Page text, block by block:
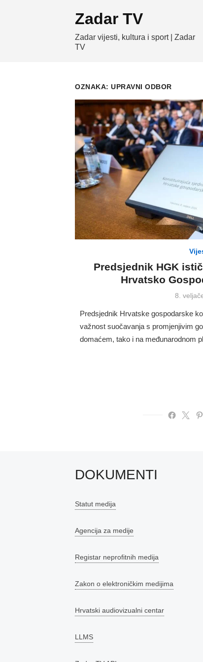
Zadar TV
Zadar vijesti, kultura i sport | Zadar
TV
OZNAKA: UPRAVNI ODBOR
Predsjednik HGK
Hrvatsko
Posted
8.
Predsjednik Hrvatske gospodarske
važnost suočavanja s promjenjivim
domaćem, tako i na međunarodnom
DOKUMENTI
Statut medija
Agencija za medije
Registar neprofitnih medija
Zakon o elektroničkim medijima
Hrvatski audiovizualni centar
LLMS